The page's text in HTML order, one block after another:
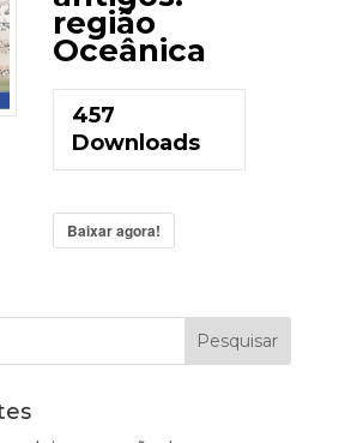
região
Oceânica
457
Downloads
Baixar agora!